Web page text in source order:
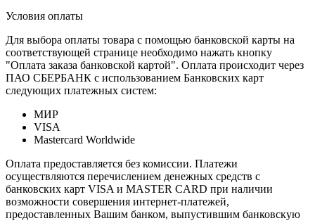
Условия оплаты
Для выбора оплаты товара с помощью банковской карты на
соответствующей странице необходимо нажать кнопку
"Оплата заказа банковской картой". Оплата происходит через
ПАО СБЕРБАНК с использованием Банковских карт
следующих платежных систем:
МИР
VISA
Mastercard Worldwide
Оплата предоставляется без комиссии. Платежи
осуществляются перечислением денежных средств с
банковских карт VISA и MASTER CARD при наличии
возможности совершения интернет-платежей,
предоставленных Вашим банком, выпустившим банковскую